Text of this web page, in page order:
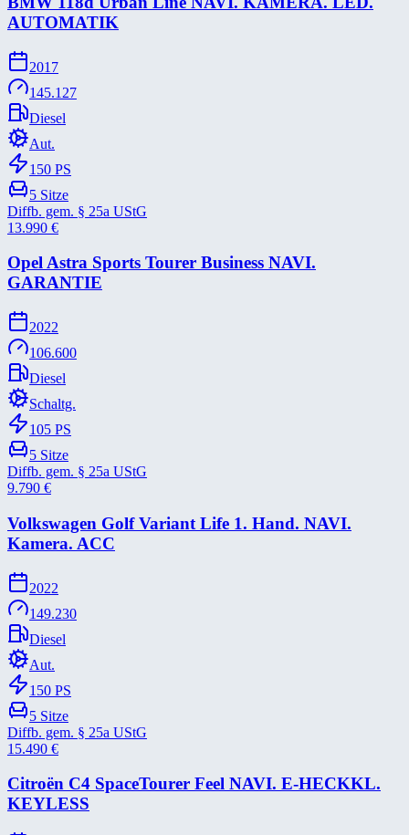
AUTOMATIK
2017
145.127
Diesel
Aut.
150 PS
5 Sitze
Diffb. gem. § 25a UStG
13.990 €
Opel Astra Sports Tourer Business NAVI.
GARANTIE
2022
106.600
Diesel
Schaltg.
105 PS
5 Sitze
Diffb. gem. § 25a UStG
9.790 €
Volkswagen Golf Variant Life 1. Hand. NAVI.
Kamera. ACC
2022
149.230
Diesel
Aut.
150 PS
5 Sitze
Diffb. gem. § 25a UStG
15.490 €
Citroën C4 SpaceTourer Feel NAVI. E-​HECKKL.
KEYLESS